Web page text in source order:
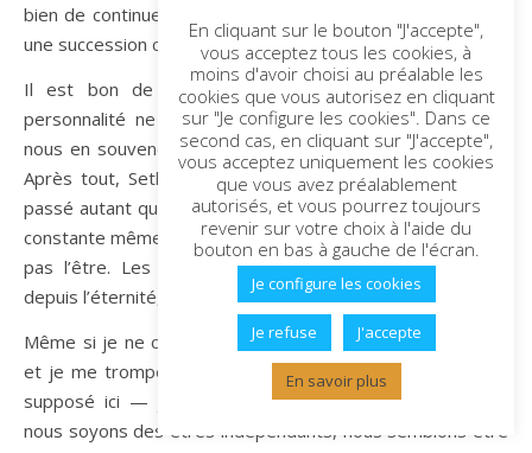
bien de continuer à conceptualiser la réincarnation comme
une succession chronologique de vies.
Il est bon de savoir que nos expériences et notre
personnalité ne sont jamais perdues, même si nous ne
nous en souvenons pas consciemment d’une vie à l’autre.
Après tout, Seth nous dit que nos choix affectent notre
passé autant qu’ils affectent notre avenir. L’amour est une
constante même si beaucoup d’autres choses ne semblent
pas l’être. Les gens que nous aimons sont avec nous
depuis l’éternité, même si nous ne le savions pas.
Même si je ne comprends pas tout à fait le processus —
et je me trompe peut-être complètement sur ce que j’ai
supposé ici — j’ai confiance en ce processus. Bien que
nous soyons des êtres indépendants, nous semblons être
En cliquant sur le bouton "J'accepte",
vous acceptez tous les cookies, à
moins d'avoir choisi au préalable les
cookies que vous autorisez en cliquant
sur "Je configure les cookies". Dans ce
second cas, en cliquant sur "J'accepte",
vous acceptez uniquement les cookies
que vous avez préalablement
autorisés, et vous pourrez toujours
revenir sur votre choix à l'aide du
bouton en bas à gauche de l'écran.
Je configure les cookies
Je refuse J'accepte
En savoir plus